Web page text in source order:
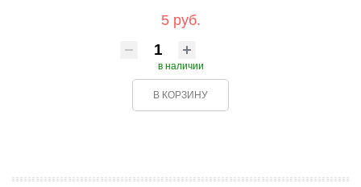
5 руб.
в наличии
В КОРЗИНУ